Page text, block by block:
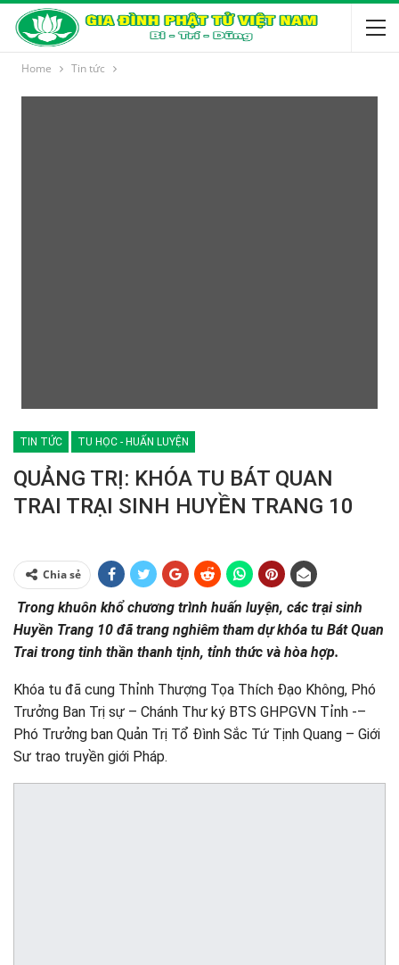
Home Tin tức
TIN TỨC TU HỌC - HUẤN LUYỆN
QUẢNG TRỊ: KHÓA TU BÁT QUAN
TRAI TRẠI SINH HUYỀN TRANG 10
Chia sẻ
Trong khuôn khổ chương trình huấn luyện, các trại sinh
Huyền Trang 10 đã trang nghiêm tham dự khóa tu Bát Quan
Trai trong tinh thần thanh tịnh, tỉnh thức và hòa hợp.
Khóa tu đã cung Thỉnh Thượng Tọa Thích Đạo Không, Phó
Trưởng Ban Trị sự – Chánh Thư ký BTS GHPGVN Tỉnh -–
Phó Trưởng ban Quản Trị Tổ Đình Sắc Tứ Tịnh Quang – Giới
Sư trao truyền giới Pháp.